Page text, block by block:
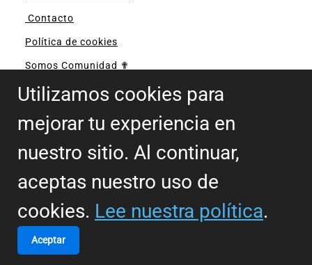
Contacto
Política de cookies
Somos Comunidad ✟
Mi Comunidad Católica Global
Acompañándote en tu camino espiritual con la
fe en Cali y el mundo.
Utilizamos cookies para
mejorar tu experiencia en
nuestro sitio. Al continuar,
aceptas nuestro uso de
cookies. Lee nuestra política.
Aceptar